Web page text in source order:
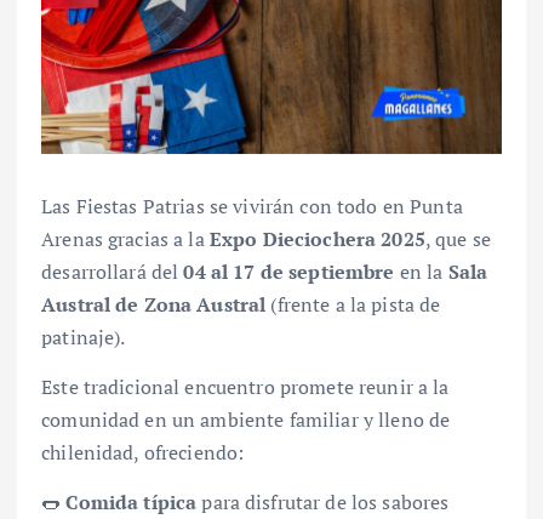
Las Fiestas Patrias se vivirán con todo en Punta
Arenas gracias a laExpo Dieciochera 2025, que se
desarrollará del04 al 17 de septiembre en la Sala
Austral de Zona Austral (frente a la pista de
patinaje).
Este tradicional encuentro promete reunir a la
comunidad en un ambiente familiar y lleno de
chilenidad, ofreciendo:
🌭Comida típicapara disfrutar de los sabores